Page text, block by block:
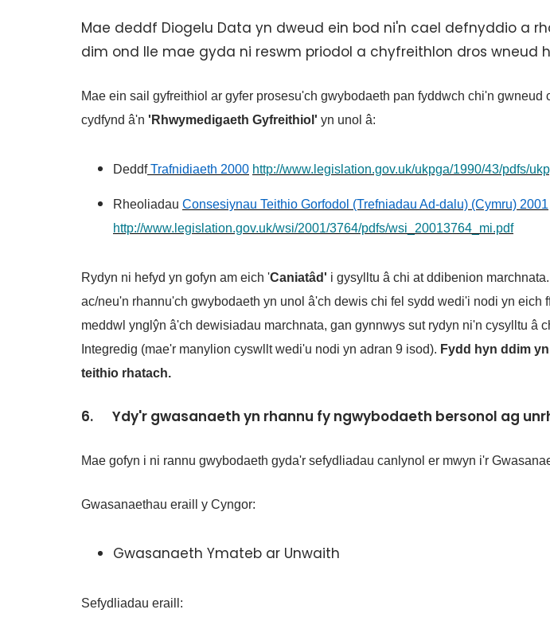
Mae deddf Diogelu Data yn dweud ein bod ni'n cael defnyddio a
dim ond lle mae gyda ni reswm priodol a chyfreithlon dros wneud
Mae ein sail gyfreithiol ar gyfer prosesu'ch gwybodaeth pan fyddwch chi'n gwneud
cydfynd â'n 'Rhwymedigaeth Gyfreithiol' yn unol â:
DeddfTrafnidiaeth 2000 http://www.legislation.gov.uk/ukpga/1990/43/pdfs/
Rheoliadau Consesiynau Teithio Gorfodol (Trefniadau Ad-dalu) (Cymru) 2001
http://www.legislation.gov.uk/wsi/2001/3764/pdfs/wsi_20013764_mi.pdf
Rydyn ni hefyd yn gofyn am eich 'Caniatâd' i gysylltu â chi at ddibenion
ac/neu'n rhannu'ch gwybodaeth yn unol â'ch dewis chi fel sydd wedi'i nodi yn eich
meddwl ynglŷn â'ch dewisiadau marchnata, gan gynnwys sut rydyn ni'n cysylltu â
Integredig (mae'r manylion cyswllt wedi'u nodi yn adran 9 isod). Fydd hyn ddim
teithio rhatach.
6. Ydy'r gwasanaeth yn rhannu fy ngwybodaeth bersonol ag
Mae gofyn i ni rannu gwybodaeth gyda'r sefydliadau canlynol er mwyn i'r
Gwasanaethau eraill y Cyngor:
Gwasanaeth Ymateb ar Unwaith
Sefydliadau eraill: